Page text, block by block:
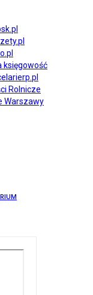
księgowość
Rolnicze
Warszawy